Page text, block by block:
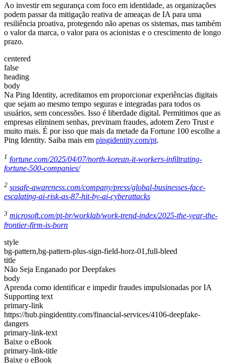
Ao investir em segurança com foco em identidade, as organizações
podem passar da mitigação reativa de ameaças de IA para uma
resiliência proativa, protegendo não apenas os sistemas, mas também
o valor da marca, o valor para os acionistas e o crescimento de longo
prazo.
centered
false
heading
body
Na Ping Identity, acreditamos em proporcionar experiências digitais
que sejam ao mesmo tempo seguras e integradas para todos os
usuários, sem concessões. Isso é liberdade digital. Permitimos que as
empresas eliminem senhas, previnam fraudes, adotem Zero Trust e
muito mais. É por isso que mais da metade da Fortune 100 escolhe a
Ping Identity. Saiba mais em pingidentity.com/pt.
1 fortune.com/2025/04/07/north-korean-it-workers-infiltrating-
fortune-500-companies/
2 sosafe-awareness.com/company/press/global-businesses-face-
escalating-ai-risk-as-87-hit-by-ai-cyberattacks
3 microsoft.com/pt-br/worklab/work-trend-index/2025-the-year-the-
frontier-firm-is-born
style
bg-pattern,bg-pattern-plus-sign-field-horz-01,full-bleed
title
Não Seja Enganado por Deepfakes
body
Aprenda como identificar e impedir fraudes impulsionadas por IA
Supporting text
primary-link
https://hub.pingidentity.com/financial-services/4106-deepfake-
dangers
primary-link-text
Baixe o eBook
primary-link-title
Baixe o eBook